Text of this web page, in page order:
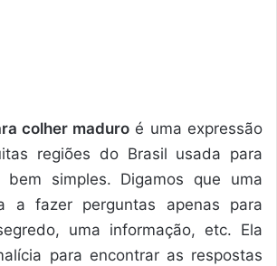
colher maduro é uma expressão
regiões do Brasil usada para
bem simples. Digamos que uma
a fazer perguntas apenas para
uma informação, etc. Ela
para encontrar as respostas